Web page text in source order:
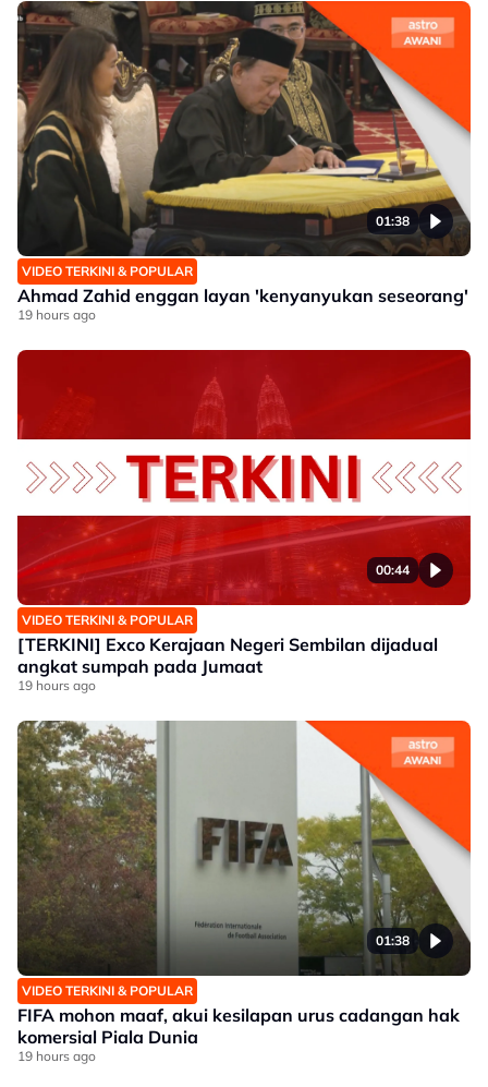
01:38
VIDEO TERKINI & POPULAR
Ahmad Zahid enggan layan 'kenyanyukan seseorang'
19 hours ago
00:44
VIDEO TERKINI & POPULAR
[TERKINI] Exco Kerajaan Negeri Sembilan dijadual
angkat sumpah pada Jumaat
19 hours ago
01:38
VIDEO TERKINI & POPULAR
FIFA mohon maaf, akui kesilapan urus cadangan hak
komersial Piala Dunia
19 hours ago